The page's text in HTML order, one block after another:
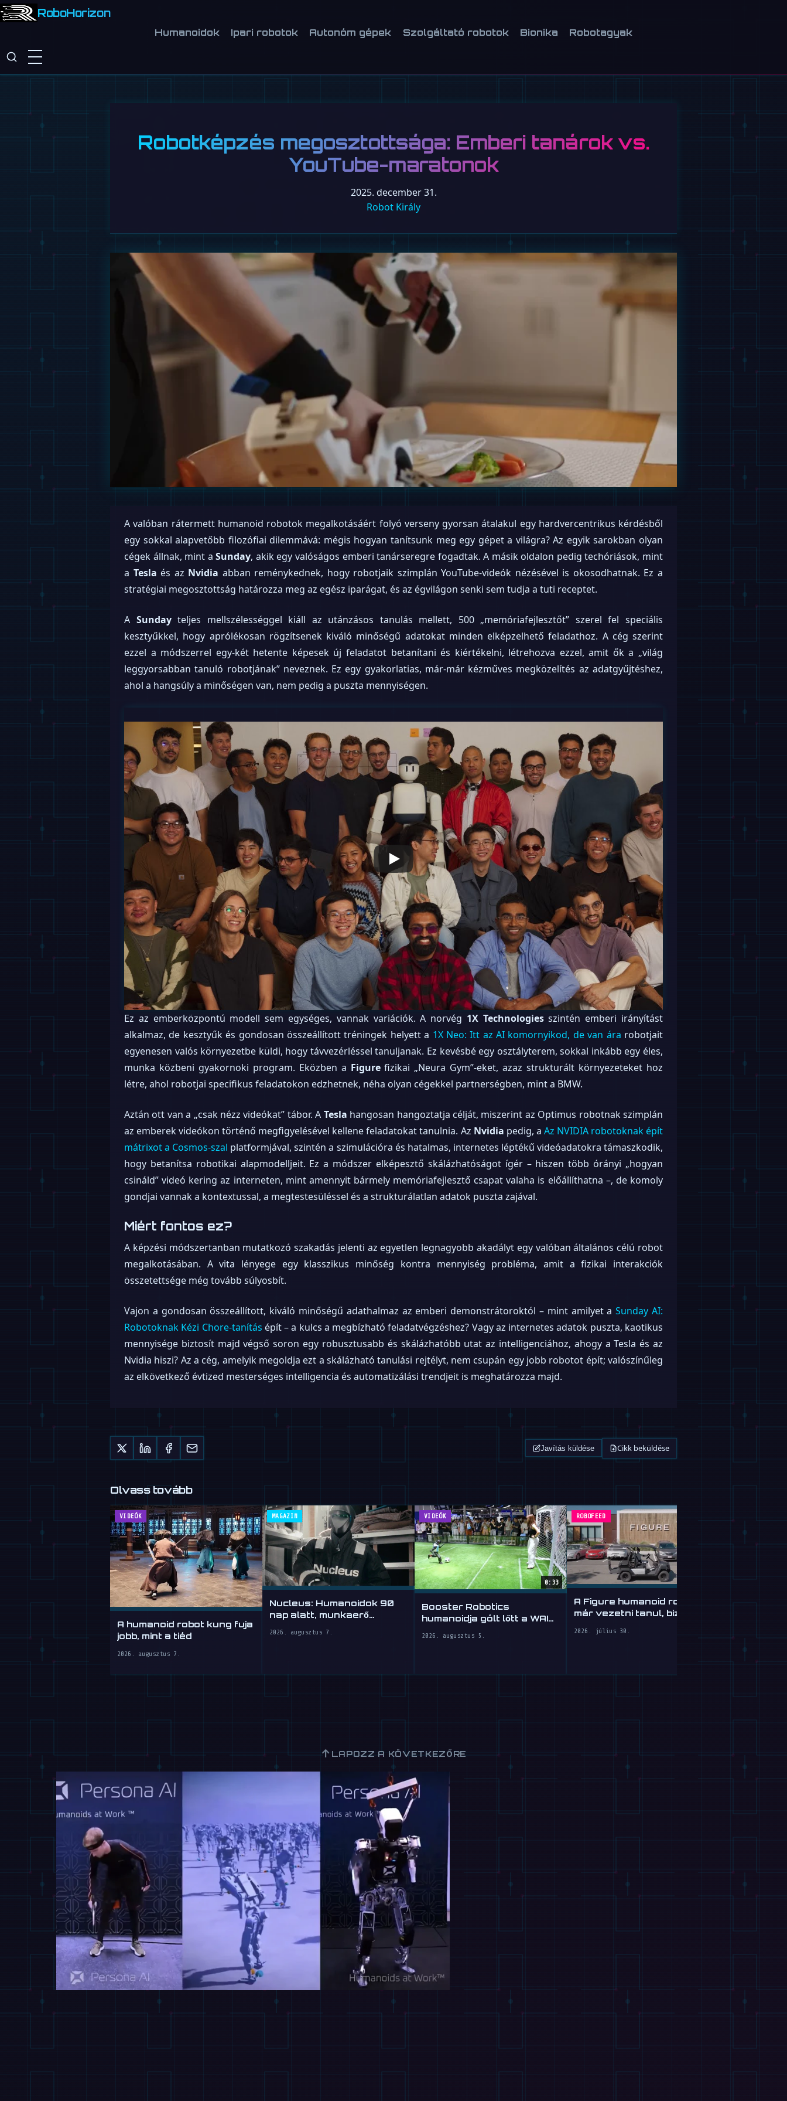
RoboHorizon
Humanoidok Ipari robotok Autonóm gépek Szolgáltató robotok Bionika Robotagyak
Robotképzés megosztottsága: Emberi tanárok vs.
YouTube-maratonok
2025. december 31.
Robot Király
A valóban rátermett humanoid robotok megalkotásáért folyó verseny gyorsan átalakul egy hardvercentrikus kérdésből
egy sokkal alapvetőbb filozófiai dilemmává: mégis hogyan tanítsunk meg egy gépet a világra? Az egyik sarokban olyan
cégek állnak, mint aSunday, akik egy valóságos emberi tanárseregre fogadtak. A másik oldalon pedig techóriások, mint
a Tesla és az Nvidia abban reménykednek, hogy robotjaik szimplán YouTube-videók nézésével is okosodhatnak. Ez a
stratégiai megosztottság határozza meg az egész iparágat, és az égvilágon senki sem tudja a tuti receptet.
A Sundayteljes mellszélességgel kiáll az utánzásos tanulás mellett, 500 „memóriafejlesztőt” szerel fel speciális
kesztyűkkel, hogy aprólékosan rögzítsenek kiváló minőségű adatokat minden elképzelhető feladathoz. A cég szerint
ezzel a módszerrel egy-két hetente képesek új feladatot betanítani és kiértékelni, létrehozva ezzel, amit ők a „világ
leggyorsabban tanuló robotjának” neveznek. Ez egy gyakorlatias, már-már kézműves megközelítés az adatgyűjtéshez,
ahol a hangsúly a minőségen van, nem pedig a puszta mennyiségen.
Ez az emberközpontú modell sem egységes, vannak variációk. A norvég 1X Technologiesszintén emberi irányítást
alkalmaz, de kesztyűk és gondosan összeállított tréningek helyett a 1X Neo: Itt az AI komornyikod, de van ára robotjait
egyenesen valós környezetbe küldi, hogy távvezérléssel tanuljanak. Ez kevésbé egy osztályterem, sokkal inkább egy éles,
munka közbeni gyakornoki program. Eközben a Figurefizikai „Neura Gym”-eket, azaz strukturált környezeteket hoz
létre, ahol robotjai specifikus feladatokon edzhetnek, néha olyan cégekkel partnerségben, mint a BMW.
Aztán ott van a „csak nézz videókat” tábor. A Tesla hangosan hangoztatja célját, miszerint az Optimus robotnak szimplán
az emberek videókon történő megfigyelésével kellene feladatokat tanulnia. Az Nvidia pedig, a Az NVIDIA robotoknak épít
mátrixot a Cosmos-szal platformjával, szintén a szimulációra és hatalmas, internetes léptékű videóadatokra támaszkodik,
hogy betanítsa robotikai alapmodelljeit. Ez a módszer elképesztő skálázhatóságot ígér – hiszen több órányi „hogyan
csináld” videó kering az interneten, mint amennyit bármely memóriafejlesztő csapat valaha is előállíthatna –, de komoly
gondjai vannak a kontextussal, a megtestesüléssel és a strukturálatlan adatok puszta zajával.
Miért fontos ez?
A képzési módszertanban mutatkozó szakadás jelenti az egyetlen legnagyobb akadályt egy valóban általános célú robot
megalkotásában. A vita lényege egy klasszikus minőség kontra mennyiség probléma, amit a fizikai interakciók
összetettsége még tovább súlyosbít.
Vajon a gondosan összeállított, kiváló minőségű adathalmaz az emberi demonstrátoroktól – mint amilyet aSunday AI:
Robotoknak Kézi Chore-tanítás épít – a kulcs a megbízható feladatvégzéshez? Vagy az internetes adatok puszta, kaotikus
mennyisége biztosít majd végső soron egy robusztusabb és skálázhatóbb utat az intelligenciához, ahogy a Tesla és az
Nvidia hiszi? Az a cég, amelyik megoldja ezt a skálázható tanulási rejtélyt, nem csupán egy jobb robotot épít; valószínűleg
az elkövetkező évtized mesterséges intelligencia és automatizálási trendjeit is meghatározza majd.
Javítás küldése Cikk beküldése
Olvass tovább
VIDEÓK
A humanoid robot kung fuja
jobb, mint a tiéd
2026. augusztus 7.
MAGAZIN
Nucleus: Humanoidok 90
nap alatt, munkaerő
2026. augusztus 7.
VIDEÓK
0:33
Booster Robotics
humanoidja gólt lőtt a WAIC
2026. augusztus 5.
ROBOFEED
A Figure humanoid robotja
már vezetni tanul, bizonyos
2026. július 30.
2026. július 30.
↑ LAPOZZ A KÖVETKEZŐRE